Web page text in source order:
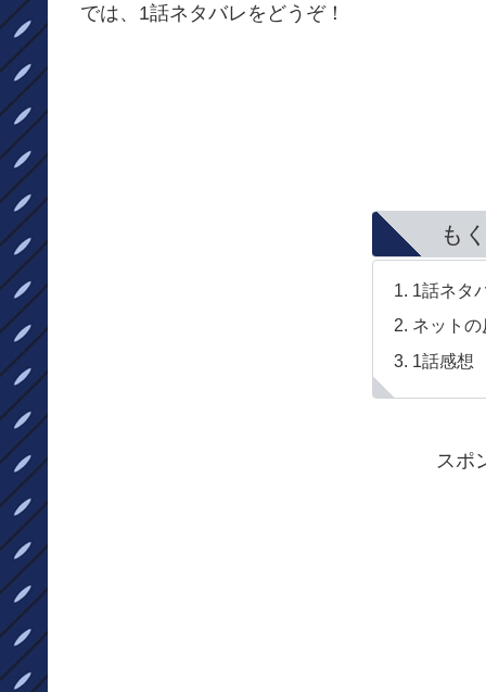
では、1話ネタバレをどうぞ！
も
1話ネタ
ネット
1話感想
スポ